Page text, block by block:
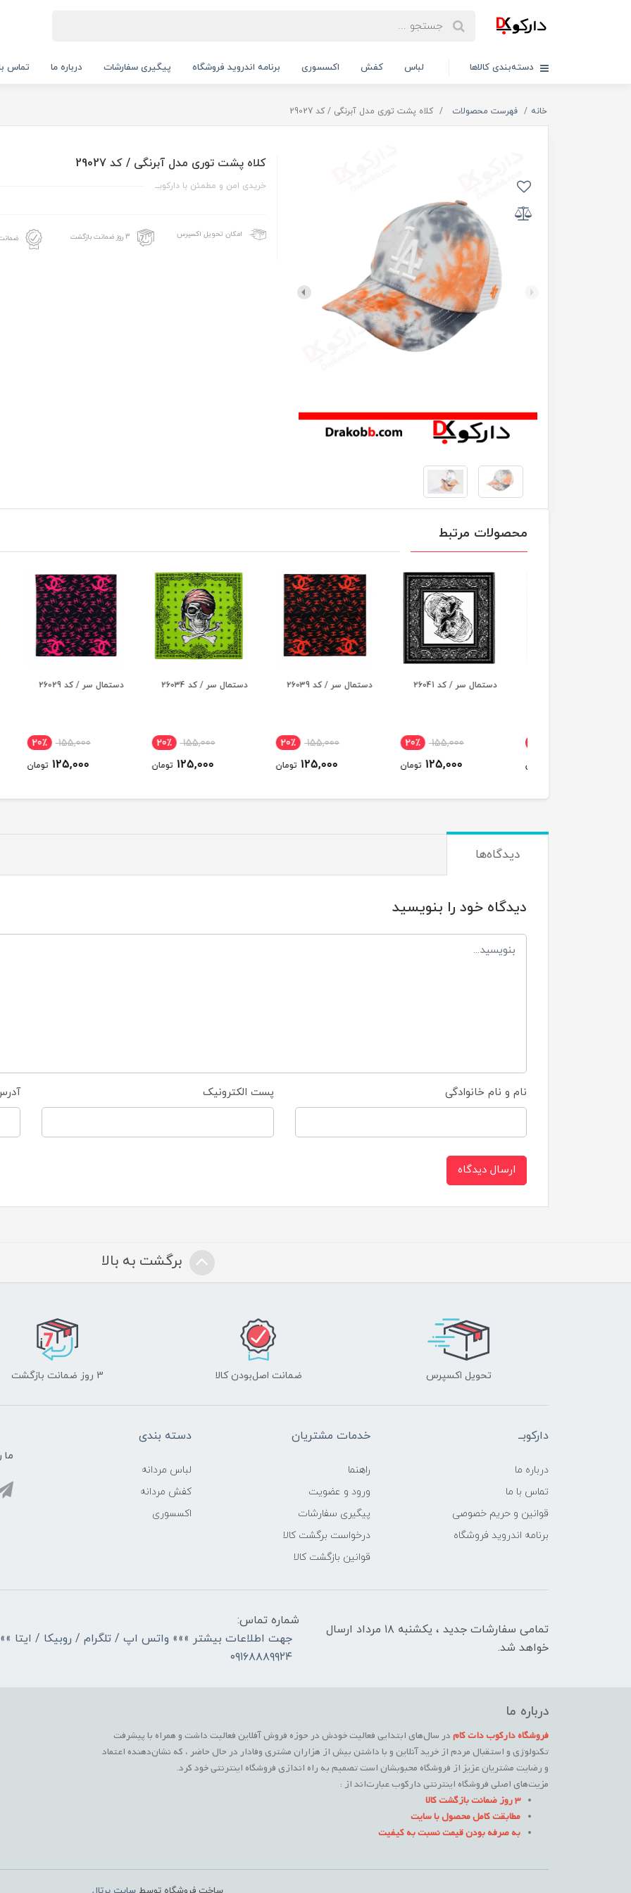
دسته‌بندی کالاها لباس کفش اکسسوری برنامه اندروید فروشگاه پیگیری سفارشات درباره ما تماس
خانه فهرست محصولات کلاه پشت توری مدل آبرنگی / کد 29027
کلاه پشت توری مدل آبرنگی / کد 29027
خریدی امن و مطمئن با دارکوبــ
امکان تحویل اکسپرس 3 روز ضمانت بازگشت
محصولات مرتبط
دستمال سر / کد 26041
155,000 20٪
125,000 تومان
دستمال سر / کد 26039
155,000 20٪
125,000 تومان
دستمال سر / کد 26034
155,000 20٪
125,000 تومان
دستمال سر / کد 26029
155,000 20٪
125,000 تومان
دیدگاه‌ها
دیدگاه خود را بنویسید
نام و نام خانوادگی پست الکترونیک
ارسال دیدگاه
برگشت به بالا
تحویل اکسپرس ضمانت اصل‌بودن کالا 3 روز ضمانت بازگشت
دارکوبــ
درباره ما
تماس با ما
قوانین و حریم خصوصی
برنامه اندروید فروشگاه
خدمات مشتریان
راهنما
ورود و عضویت
پیگیری سفارشات
درخواست برگشت کالا
قوانین بازگشت کالا
دسته بندی
لباس مردانه
کفش مردانه
اکسسوری
ما
تمامی سفارشات جدید ، یکشنبه ۱۸ مرداد ارسال
خواهد شد.
شماره تماس:
جهت اطلاعات بیشتر »»» واتس اپ / تلگرام / روبیکا / ایتا »»
۰۹۱۶۸۸۸۹۹۲۴
درباره ما
فروشگاه دارکوب دات کامدر سال‌های ابتدایی فعالیت خودش در حوزه فروش آفلاین فعالیت داشت و همراه با پیشرفت
تکنولوژی و استقبال مردم از خرید آنلاین و با داشتن بیش از هزاران مشتری وفادار در حال حاضر ، که نشان‌دهنده اعتماد
و رضایت مشتریان عزیز از فروشگاه محبوبشان است تصمیم به راه اندازی فروشگاه اینترنتی خود کرد.
مزیت‌های اصلی فروشگاه اینترنتی دارکوب عبارت‌اند از :
3 روز ضمانت بازگشت کالا
مطابقت کامل محصول با سایت
به صرفه بودن قیمت نسبت به کیفیت